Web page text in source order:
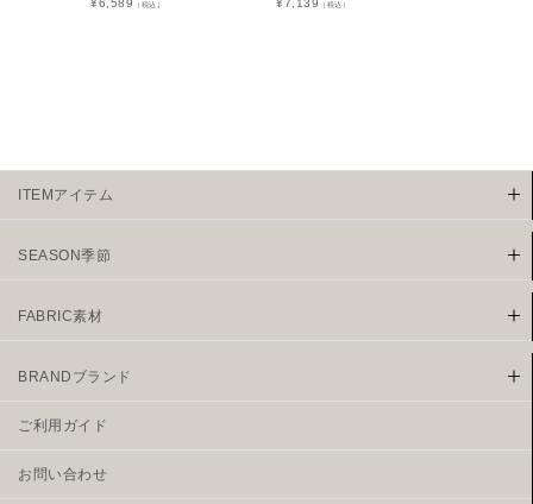
（税込） （税込）
ITEMアイテム
SEASON季節
FABRIC素材
BRANDブランド
ご利用ガイド
お問い合わせ